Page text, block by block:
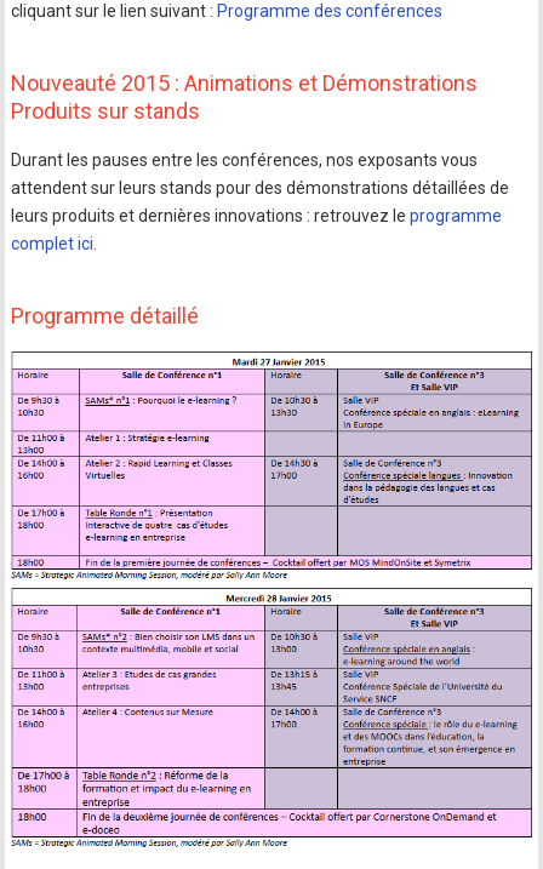
cliquant sur le lien suivant : Programme des conférences
Nouveauté 2015 : Animations et Démonstrations
Produits sur stands
Durant les pauses entre les conférences, nos exposants vous
attendent sur leurs stands pour des démonstrations détaillées de
leurs produits et dernières innovations : retrouvez leprogramme
complet ici
Programme détaillé